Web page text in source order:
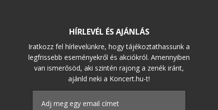
HÍRLEVÉL ÉS AJÁNLÁS
Iratkozz fel hírlevelünkre, hogy tájékoztathassunk a
legfrissebb eseményekről és akciókról. Amennyiben
van ismerősöd, aki szintén rajong a zenék iránt,
ajánld neki a Koncert.hu-t!